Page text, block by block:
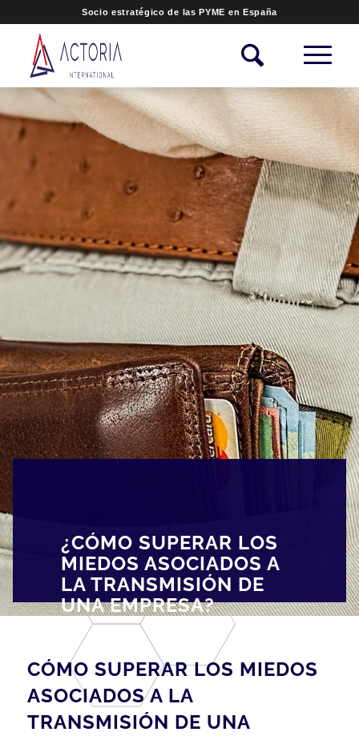
Socio estratégico de las PYME en España
¿CÓMO SUPERAR LOS
MIEDOS ASOCIADOS A
LA TRANSMISIÓN DE
UNA EMPRESA?
CÓMO SUPERAR LOS MIEDOS
ASOCIADOS A LA
TRANSMISIÓN DE UNA